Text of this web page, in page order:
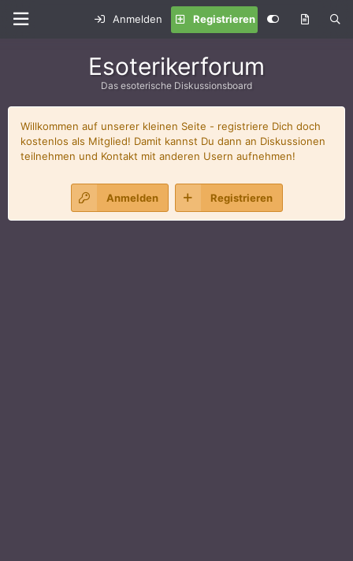
Anmelden Registrieren
Esoterikerforum
Das esoterische Diskussionsboard
Willkommen auf unserer kleinen Seite - registriere Dich doch
kostenlos als Mitglied! Damit kannst Du dann an Diskussionen
teilnehmen und Kontakt mit anderen Usern aufnehmen!
Anmelden Registrieren